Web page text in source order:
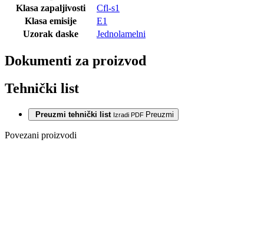
Klasa zapaljivosti
Cfl-s1
Klasa emisije
E1
Uzorak daske
Jednolamelni
Dokumenti za proizvod
Tehnički list
Preuzmi tehnički list Izradi PDF Preuzmi
Povezani proizvodi